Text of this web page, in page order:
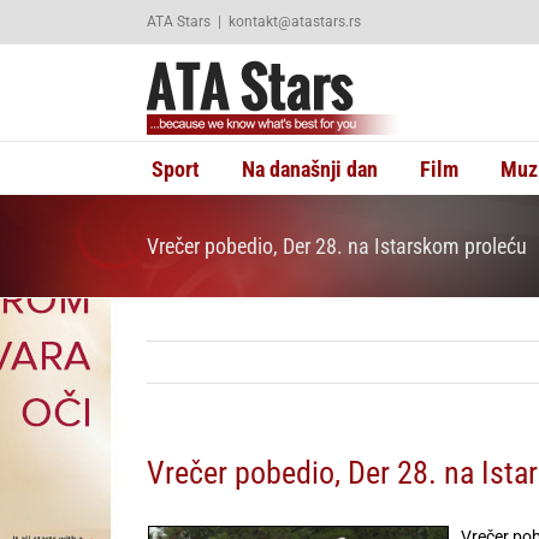
ATA Stars | kontakt@atastars.rs
Sport Na današnji dan Film
Vrečer pobedio, Der 28. na Istarskom proleću
Vrečer pobedio, Der 28. na